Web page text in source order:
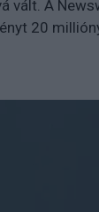
vált. A
20